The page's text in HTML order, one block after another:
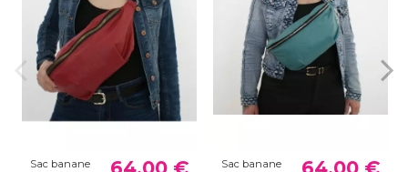
Sac banane Sac banane